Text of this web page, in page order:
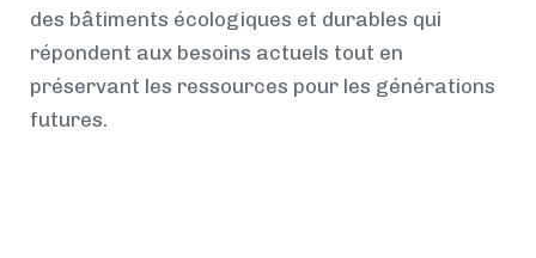
des bâtiments écologiques et durables qui
répondent aux besoins actuels tout en
préservant les ressources pour les générations
futures.